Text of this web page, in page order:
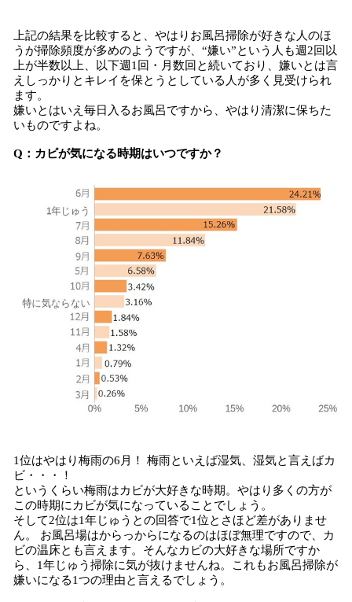
上記の結果を比較すると、やはりお風呂掃除が好きな人のほ
うが掃除頻度が多めのようですが、“嫌い”という人も週2回以
上が半数以上、以下週1回・月数回と続いており、嫌いとは言
えしっかりとキレイを保とうとしている人が多く見受けられ
ます。
嫌いとはいえ毎日入るお風呂ですから、やはり清潔に保ちた
いものですよね。
Q：カビが気になる時期はいつですか？
1位はやはり梅雨の6月！ 梅雨といえば湿気、湿気と言えばカ
ビ・・・！
というくらい梅雨はカビが大好きな時期。やはり多くの方が
この時期にカビが気になっていることでしょう。
そして2位は1年じゅうとの回答で1位とさほど差がありませ
ん。 お風呂場はからっからになるのはほぼ無理ですので、カ
ビの温床とも言えます。そんなカビの大好きな場所ですか
ら、1年じゅう掃除に気が抜けませんね。これもお風呂掃除が
嫌いになる1つの理由と言えるでしょう。